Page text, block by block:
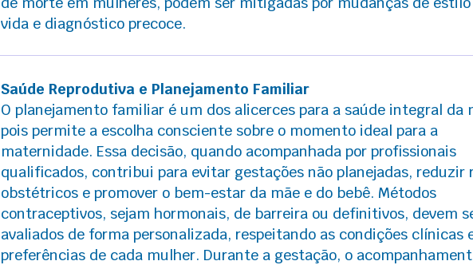
vida e diagnóstico precoce.
Saúde Reprodutiva e Planejamento Familiar
O planejamento familiar é um dos alicerces para a saúde integral da
pois permite a escolha consciente sobre o momento ideal para a
maternidade. Essa decisão, quando acompanhada por profissionais
qualificados, contribui para evitar gestações não planejadas, reduzir
obstétricos e promover o bem-estar da mãe e do bebê. Métodos
contraceptivos, sejam hormonais, de barreira ou definitivos, devem
avaliados de forma personalizada, respeitando as condições clínicas
preferências de cada mulher. Durante a gestação, o